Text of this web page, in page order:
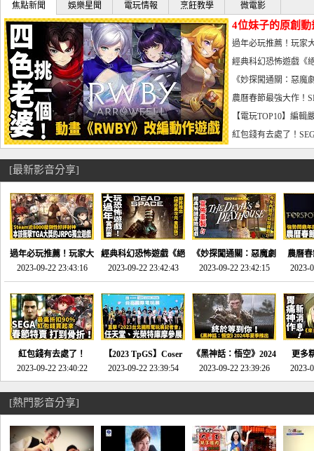
焦點新聞 娛樂星聞 電玩情報 烹飪教學 微電影
4位妹子的原創
曝光_電玩宅速配
過年必玩推薦！玩家
宅速配20230126
經典科幻恐怖遊戲《
懼體驗-電玩宅速配
《妙探闖通關：惡
到!!-電玩宅速配
農曆春節最強大作！
電玩宅速配20230123
【電玩TOP10】編
了，封面圖直接雷你
紅包錢有去處了！
宅速配20230119
[最新影音分享]
過年必玩推薦！玩家大
推的JRPG神作《神之
天平》介紹！-電玩宅
速配20230126
2023-09-22 23:43:16
經典科幻恐怖遊戲《絕
命異次元 重製版》重
回「石村號」的恐懼體
驗-電玩宅速配
20230125
2023-09-22 23:42:43
《妙探闖通關：惡魔劇
場》將推出「重製
版」!!!今年就能玩到!!-
電玩宅速配20230124
2023-09-22 23:42:15
農曆
SE社
動作角
電玩宅
2023-
紅包錢有去處了！
SEGA春節特賣 超過85
款遊戲打到骨折-電玩
宅速配20230119
2023-09-22 23:40:22
【2023 TpGS】Coser
和Show Girl搶先看！
直擊展前記者會-電玩
2023-09-22 23:39:54
《黑神話：悟空》2024
年夏季推出！確定不會
延期齁？-電玩宅速配
2023-09-22 23:39:26
更多
《來
金鄉
2023-
[熱門影音分享]